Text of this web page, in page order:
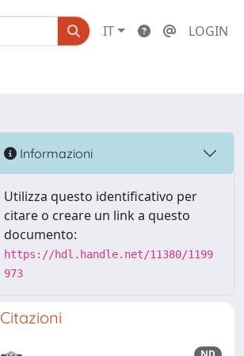
IT LOGIN
Informazioni
Utilizza questo identificativo per
citare o creare un link a questo
documento:
https://hdl.handle.net/11380/1199
973
Citazioni